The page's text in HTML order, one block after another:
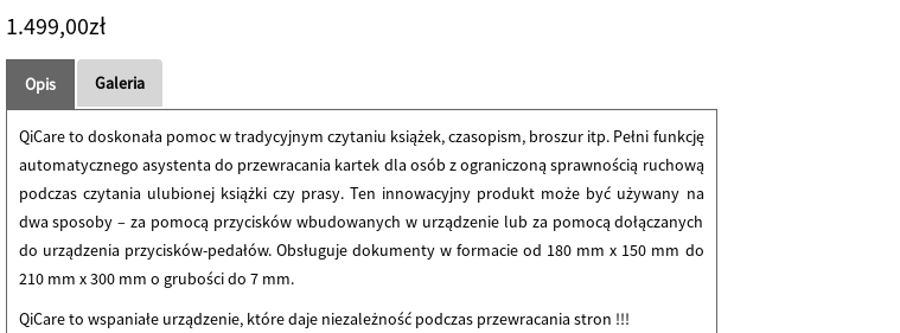
1.499,00zł
Opis Galeria
QiCare to doskonała pomoc w tradycyjnym czytaniu książek, czasopism, broszur itp. Pełni funkcję
automatycznego asystenta do przewracania kartek dla osób z ograniczoną sprawnością ruchową
podczas czytania ulubionej książki czy prasy. Ten innowacyjny produkt może być używany na
dwa sposoby – za pomocą przycisków wbudowanych w urządzenie lub za pomocą dołączanych
do urządzenia przycisków-pedałów. Obsługuje dokumenty w formacie od 180 mm x 150 mm do
210 mm x 300 mm o grubości do 7 mm.
QiCare to wspaniałe urządzenie, które daje niezależność podczas przewracania stron !!!